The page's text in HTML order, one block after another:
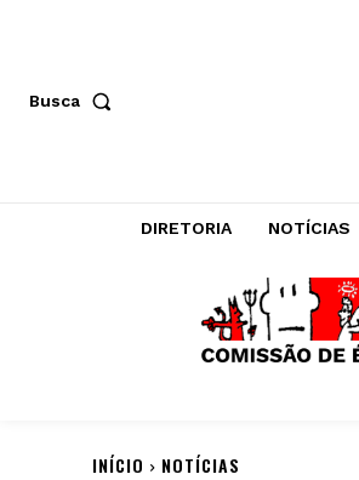
Busca
DIRETORIA NOTÍCIAS
INÍCIO NOTÍCIAS